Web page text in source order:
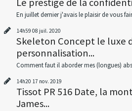
En juillet dernier j'avais le plaisir de vous
14h59 08 juil. 2020
Skeleton Concept le luxe
personnalisation...
Comment faut il aborder mes (longues)
14h20 17 nov. 2019
Tissot PR 516 Date, la
James...